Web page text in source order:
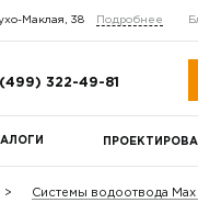
Маклая, 38 Подробнее
322-49-81
Системы водоотвода